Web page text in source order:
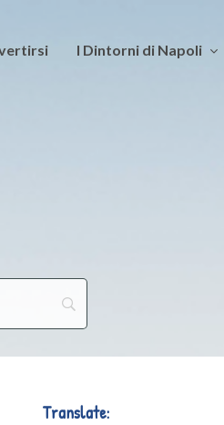
I Dintorni di Napoli
Translate: